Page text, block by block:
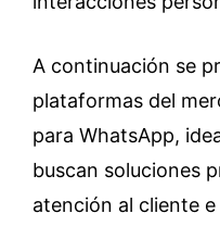
A continuación se
plataformas del
para WhatsApp,
buscan soluciones
atención al cliente